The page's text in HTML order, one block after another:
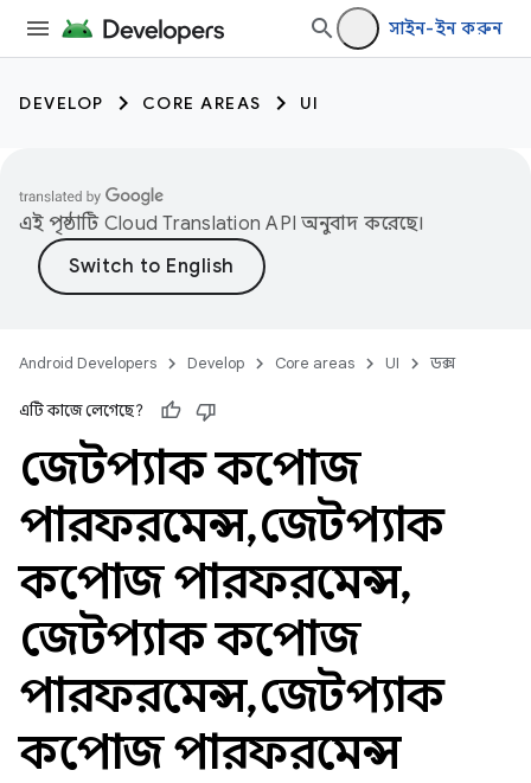
সাইন-ইন করুন
DEVELOP CORE AREAS UI
এই পৃষ্ঠাটি Cloud Translation API অনুবাদ করেছে।
Android Developers Develop Core areas UI ডক্স
এটি কাজে লেগেছে?
জেটপ্যাক কম্পোজ
পারফরমেন্স,জেটপ্যাক
কম্পোজ পারফরমেন্স,
জেটপ্যাক কম্পোজ
পারফরমেন্স,জেটপ্যাক
কম্পোজ পারফরমেন্স